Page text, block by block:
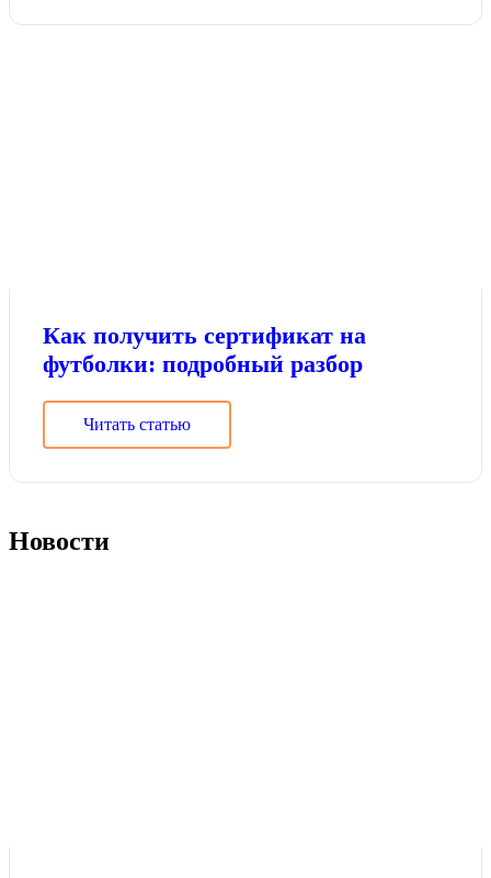
Как получить сертификат на
футболки: подробный разбор
Читать статью
Новости